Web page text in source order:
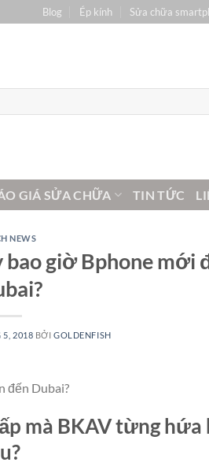
Blog Ép kính Sửa chữa
GIÁ SỬA CHỮA TIN TỨC
NEWS
giờ Bphone mới
5, 2018 BỞIGOLDENFISH
đến Dubai?
mà BKAV từng hứa